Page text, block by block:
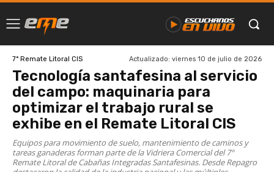
7° Remate Litoral CIS Actualizado: viernes 10 de julio de 2026
Tecnología santafesina al servicio
del campo: maquinaria para
optimizar el trabajo rural se
exhibe en el Remate Litoral CIS
Equipos para movimiento de suelo, mantenimiento de caminos y
tareas ganaderas forman parte de la Vidriera Comercial del 7°
Remate Litoral de Cabañas Integradas Santafesinas. Desde Repagro